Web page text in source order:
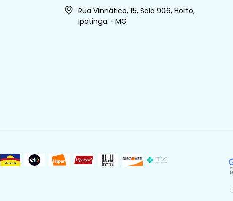
Rua Vinhático, 15, Sala 906, Horto,
Ipatinga - MG